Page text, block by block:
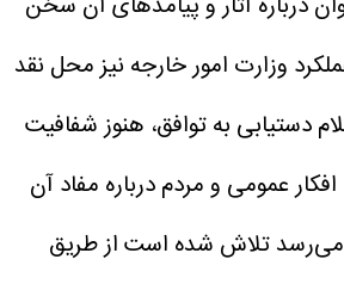
وزارت امور خارجه نیز محل نقد
دستیابی به توافق، هنوز شفافیت
افکار عمومی و مردم درباره مفاد آن
می‌رسد تلاش شده است از طریق